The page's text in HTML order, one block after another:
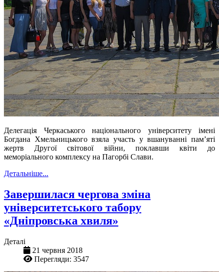
Делегація Черкаського національного університету імені
Богдана Хмельницького взяла участь у вшануванні пам’яті
жертв Другої світової війни, поклавши квіти до
меморіального комплексу на Пагорбі Слави.
Детальніше...
Завершилася чергова зміна
університетського табору
«Дніпровська хвиля»
Деталі
21 червня 2018
Перегляди: 3547